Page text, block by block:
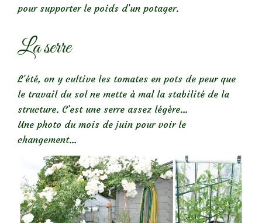
pour supporter le poids d’un potager.
La serre
L’été, on y cultive les tomates en pots de peur que
le travail du sol ne mette à mal la stabilité de la
structure. C’est une serre assez légère…
Une photo du mois de juin pour voir le
changement…